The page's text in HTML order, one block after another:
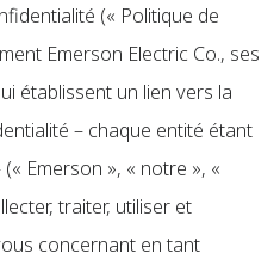
(« Politique de
Emerson Electric Co., ses
établissent un lien vers la
– chaque entité étant
Emerson », « notre », «
traiter, utiliser et
concernant en tant